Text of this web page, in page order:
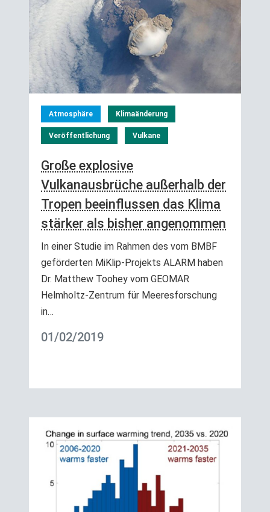
Atmosphäre Klimaänderung
Veröffentlichung Vulkane
Große explosive
Vulkanausbrüche außerhalb der
Tropen beeinflussen das Klima
stärker als bisher angenommen
In einer Studie im Rahmen des vom BMBF
geförderten MiKlip-Projekts ALARM haben
Dr. Matthew Toohey vom GEOMAR
Helmholtz-Zentrum für Meeresforschung
in…
01/02/2019